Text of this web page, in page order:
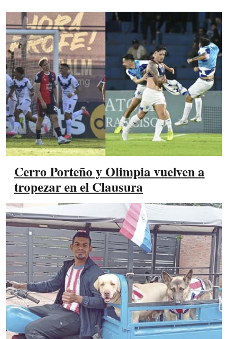
Cerro Porteño y Olimpia vuelven a
tropezar en el Clausura